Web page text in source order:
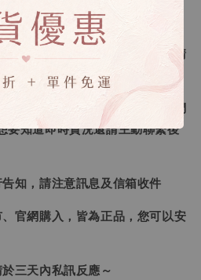
完為止，如下單後遇缺貨情形請
動的，若遇到缺貨或者調價我們
要知道即時貨況還請主動聯繫後
知，請注意訊息及信箱收件
官網購入，皆為正品，您可以安
三天內私訊反應～